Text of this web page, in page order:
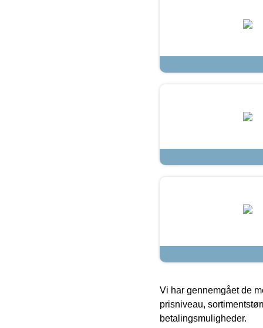
Vi har gennemgået de
prisniveau,
betalingsmuligheder.